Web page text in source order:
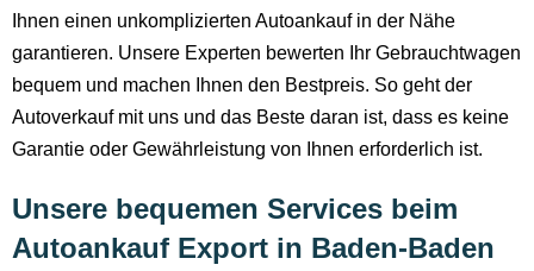
Ihnen einen unkomplizierten Autoankauf in der Nähe
garantieren. Unsere Experten bewerten Ihr Gebrauchtwagen
bequem und machen Ihnen den Bestpreis. So geht der
Autoverkauf mit uns und das Beste daran ist, dass es keine
Garantie oder Gewährleistung von Ihnen erforderlich ist.
Unsere bequemen Services beim
Autoankauf Export in Baden-Baden